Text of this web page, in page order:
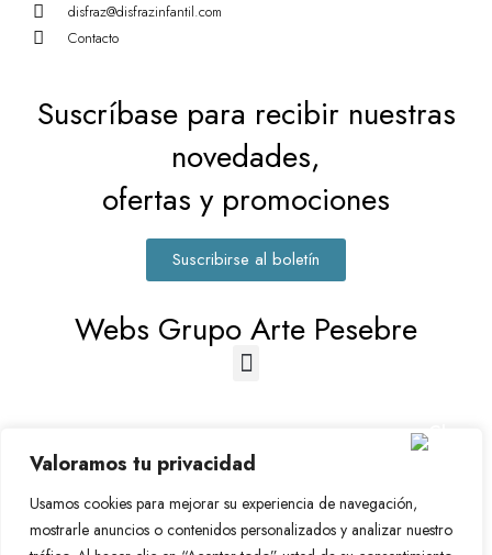
Valoramos tu privacidad
Usamos cookies para mejorar su experiencia de navegación,
mostrarle anuncios o contenidos personalizados y analizar nuestro
disfraz@disfrazinfantil.com
Contacto
Suscríbase para recibir nuestras
novedades,
ofertas y promociones
Suscribirse al boletín
Webs Grupo Arte Pesebre